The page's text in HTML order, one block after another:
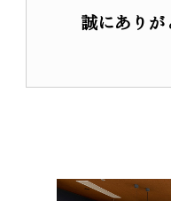
リノベーションマ
オーダーリノベー
誠にありが